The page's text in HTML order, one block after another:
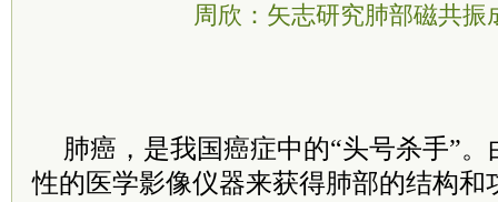
周欣：矢志研究肺部磁共振
肺癌，是我国癌症中的“头号杀手”
性的医学影像仪器来获得肺部的结构和